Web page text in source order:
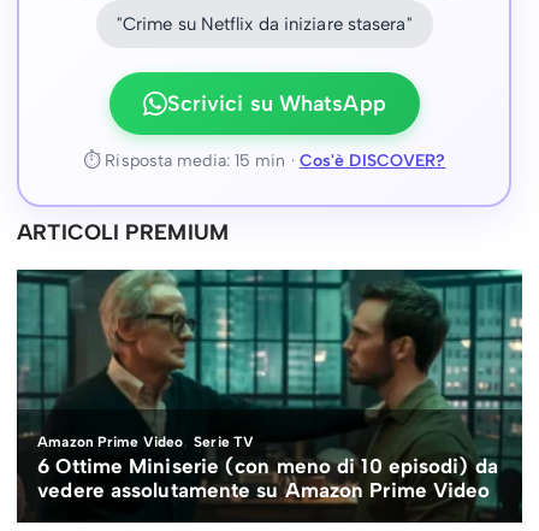
"Crime su Netflix da iniziare stasera"
Scrivici su WhatsApp
⏱ Risposta media: 15 min · Cos'è DISCOVER?
ARTICOLI PREMIUM